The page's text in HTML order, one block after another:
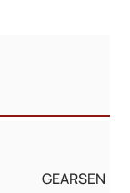
GEARSEN